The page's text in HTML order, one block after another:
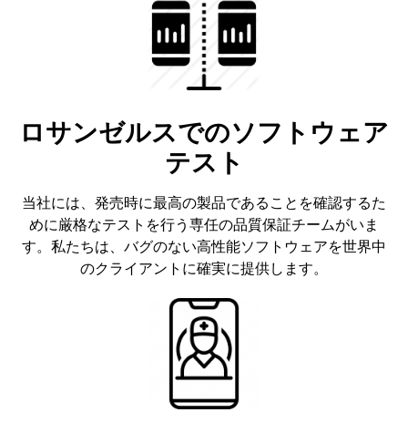
ロサンゼルスでのソフトウェア
テスト
当社には、発売時に最高の製品であることを確認するた
めに厳格なテストを行う専任の品質保証チームがいま
す。私たちは、バグのない高性能ソフトウェアを世界中
のクライアントに確実に提供します。